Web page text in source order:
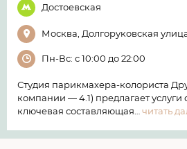
Достоевская
Москва, Долгоруковская
Пн-Вс: с 10:00 до 22:00
Студия парикмахера-колориста
компании — 4.1) предлагает
ключевая составляющая… читать